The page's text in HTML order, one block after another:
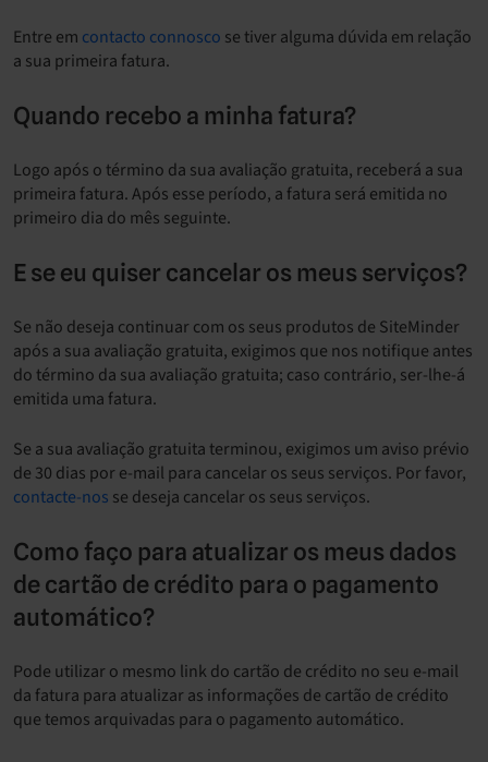
Entre em contacto connosco se tiver alguma dúvida em relação
a sua primeira fatura.
Quando recebo a minha fatura?
Logo após o término da sua avaliação gratuita, receberá a sua
primeira fatura. Após esse período, a fatura será emitida no
primeiro dia do mês seguinte.
E se eu quiser cancelar os meus serviços?
Se não deseja continuar com os seus produtos de SiteMinder
após a sua avaliação gratuita, exigimos que nos notifique antes
do término da sua avaliação gratuita; caso contrário, ser-lhe-á
emitida uma fatura.
Se a sua avaliação gratuita terminou, exigimos um aviso prévio
de 30 dias por e-mail para cancelar os seus serviços. Por favor,
contacte-nos se deseja cancelar os seus serviços.
Como faço para atualizar os meus dados
de cartão de crédito para o pagamento
automático?
Pode utilizar o mesmo link do cartão de crédito no seu e-mail
da fatura para atualizar as informações de cartão de crédito
que temos arquivadas para o pagamento automático.